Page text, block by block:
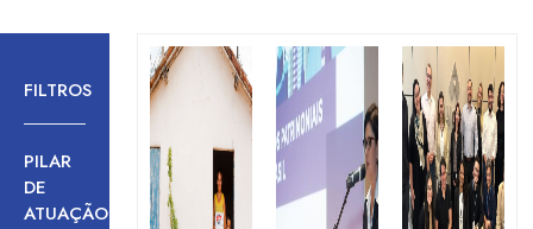
FILTROS
PILAR
DE
ATUAÇÃO